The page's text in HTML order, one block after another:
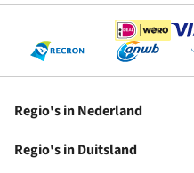
Regio's in Nederland
Regio's in Duitsland